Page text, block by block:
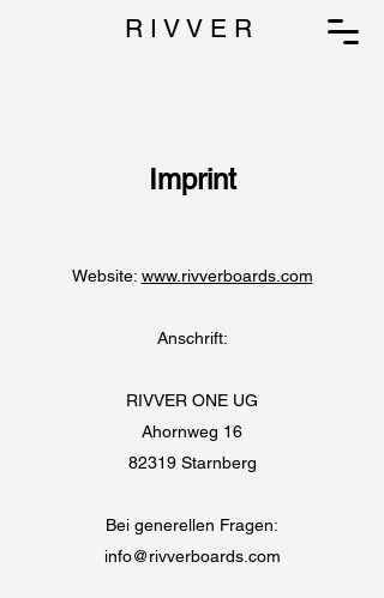
R I V V E R
Imprint
Website: www.rivverboards.com
Anschrift:
RIVVER ONE UG
Ahornweg 16
82319 Starnberg
Bei generellen Fragen:
info@rivverboards.com